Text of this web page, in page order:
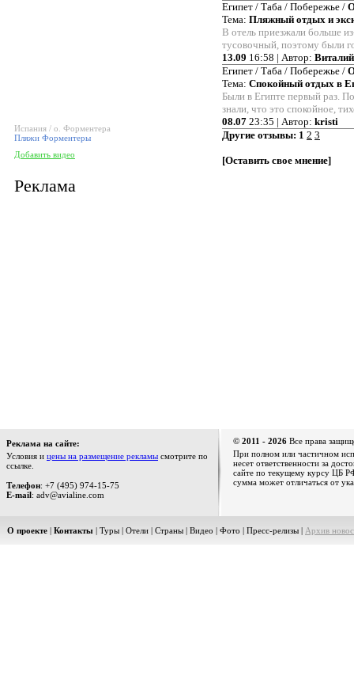
Испания / о. Форментера
Пляжи Форментеры
Добавить видео
Реклама
Египет / Таба / Побережье /
Тема: Пляжный отдых и
В отель приезжали больше
тусовочный, поэтому были
13.09 16:58 | Автор: Виталий
Египет / Таба / Побережье /
Тема: Спокойный отдых в
Были в Египте первый раз.
знали, что это спокойное,
08.07 23:35 | Автор: kristi
Другие отзывы: 1 2 3
[Оставить свое мнение]
Реклама на сайте:
Условия и цены на размещение рекламы смотрите по
ссылке.
Телефон: +7 (495) 974-15-75
E-mail: adv@avialine.com
© 2011 - 2026 Все права
При полном или частичном
несет ответственности за
сайте по текущему курсу ЦБ
сумма может отличаться от
О проекте | Контакты | Туры | Отели | Страны | Видео | Фото | Пресс-релизы | Архив